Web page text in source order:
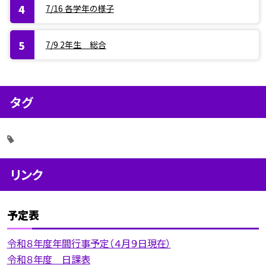
7/16 各学年の様子
7/9 2年生 総合
タグ
リンク
予定表
令和８年度年間行事予定（４月９日現在）
令和８年度 日課表